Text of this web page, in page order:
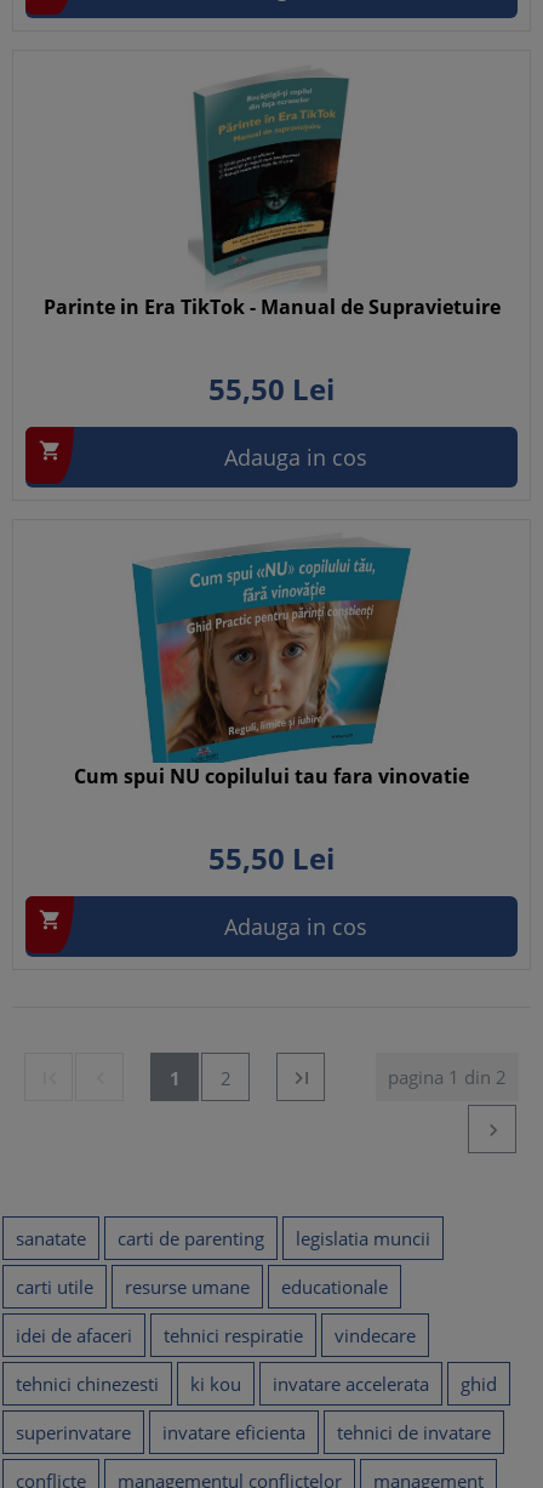
Parinte in Era TikTok - Manual de Supravietuire
55,50 Lei
 Adauga in cos
Cum spui NU copilului tau fara vinovatie
55,50 Lei
 Adauga in cos
1 2 pagina 1 din 2


sanatate carti de parenting
legislatia muncii
carti utile
resurse umane
educationale
idei de afaceri
tehnici respiratie
vindecare
tehnici chinezesti
ki kou invatare accelerata
ghid
superinvatare
invatare eficienta
tehnici de invatare
conflicte
managementul conflictelor
management